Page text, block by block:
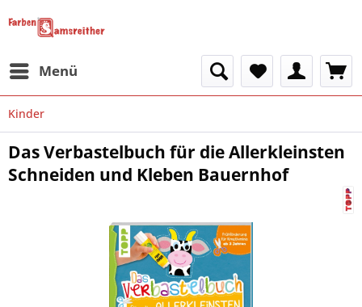
Menü
Kinder
Das Verbastelbuch für die Allerkleinsten
Schneiden und Kleben Bauernhof